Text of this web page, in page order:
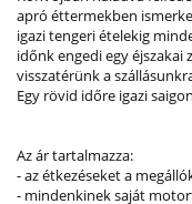
apró éttermekben
igazi tengeri ételekig
időnk engedi egy
visszatérünk a
Egy rövid időre igazi
Az ár tartalmazza:
- az étkezéseket a
- mindenkinek saját